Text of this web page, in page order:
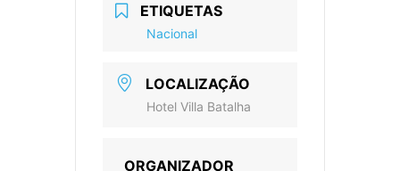
ETIQUETAS
Nacional
LOCALIZAÇÃO
Hotel Villa Batalha
ORGANIZADOR